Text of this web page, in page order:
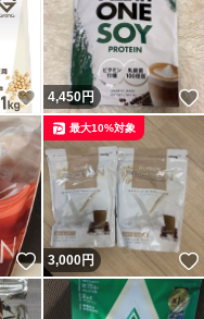
いいね！
4,450円
いいね！
3,000円
最大10%対象